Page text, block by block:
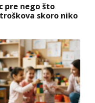
pre nego što
skoro niko